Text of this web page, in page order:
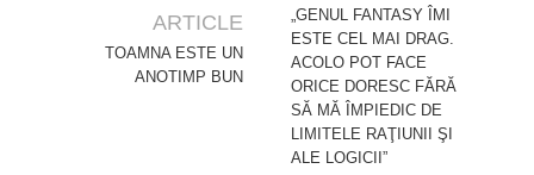
navigationARTICLE
TOAMNA ESTE UN
ANOTIMP BUN
„GENUL FANTASY ÎMI
ESTE CEL MAI DRAG.
ACOLO POT FACE
ORICE DORESC FĂRĂ
SĂ MĂ ÎMPIEDIC DE
LIMITELE RAŢIUNII ŞI
ALE LOGICII”